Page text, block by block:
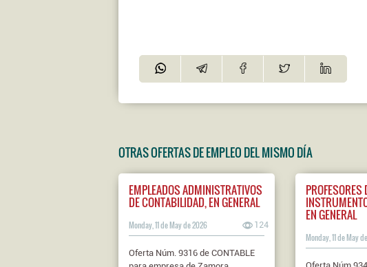
OTRAS OFERTAS DE EMPLEO DEL MISMO DÍA
EMPLEADOS ADMINISTRATIVOS
DE CONTABILIDAD, EN GENERAL
Monday, 11 de May de 2026 124
Oferta Núm. 9316 de CONTABLE
PROFESORES
EN GENERAL
Monday, 11 de May